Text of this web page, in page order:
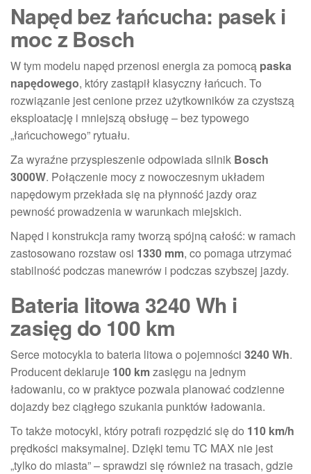
Napęd bez łańcucha: pasek i
moc z Bosch
W tym modelu napęd przenosi energia za pomocą paska
napędowego, który zastąpił klasyczny łańcuch. To
rozwiązanie jest cenione przez użytkowników za czystszą
eksploatację i mniejszą obsługę – bez typowego
„łańcuchowego” rytuału.
Za wyraźne przyspieszenie odpowiada silnik Bosch
3000W. Połączenie mocy z nowoczesnym układem
napędowym przekłada się na płynność jazdy oraz
pewność prowadzenia w warunkach miejskich.
Napęd i konstrukcja ramy tworzą spójną całość: w ramach
zastosowano rozstaw osi 1330 mm, co pomaga utrzymać
stabilność podczas manewrów i podczas szybszej jazdy.
Bateria litowa 3240 Wh i
zasięg do 100 km
Serce motocykla to bateria litowa o pojemności 3240 Wh.
Producent deklaruje 100 kmzasięgu na jednym
ładowaniu, co w praktyce pozwala planować codzienne
dojazdy bez ciągłego szukania punktów ładowania.
To także motocykl, który potrafi rozpędzić się do 110 km/h
prędkości maksymalnej. Dzięki temu TC MAX nie jest
„tylko do miasta” – sprawdzi się również na trasach, gdzie